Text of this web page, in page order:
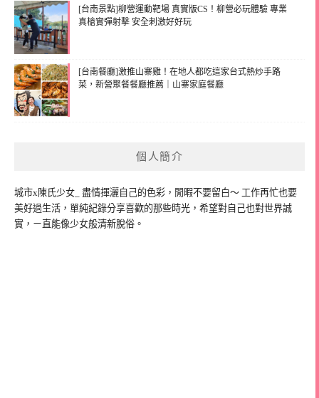
[台南景點]柳營運動靶場 真實版CS！柳營必玩體驗 專業
真槍實彈射擊 安全刺激好好玩
[台南餐廳]激推山寨雞！在地人都吃這家台式熱炒手路
菜，新營聚餐餐廳推薦｜山寨家庭餐廳
個人簡介
城市x陳氏少女_ 盡情揮灑自己的色彩，閒暇不要留白～ 工作再忙也要
美好過生活，單純紀錄分享喜歡的那些時光，希望對自己也對世界誠
實，ㄧ直能像少女般清新脫俗。